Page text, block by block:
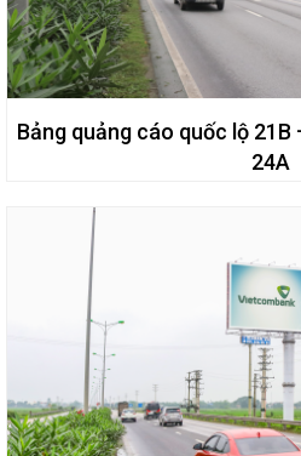
Bảng quảng cáo quốc lộ 21B
24A